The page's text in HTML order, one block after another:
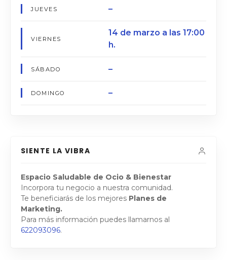
JUEVES –
VIERNES
14 de marzo a las 17:00
h.
SÁBADO –
DOMINGO –
SIENTE LA VIBRA
Espacio Saludable de Ocio & Bienestar
Incorpora tu negocio a nuestra comunidad.
Te beneficiarás de los mejores Planes de
Marketing.
Para más información puedes llamarnos al
622093096.